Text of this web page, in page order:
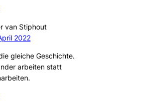
van Stiphout
2022
gleiche Geschichte.
arbeiten statt